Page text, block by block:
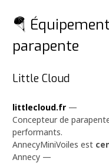
🪂
parapente
Little Cloud
littlecloud.fr —
Concepteur de
performants.
AnnecyMiniVoiles est
Annecy —